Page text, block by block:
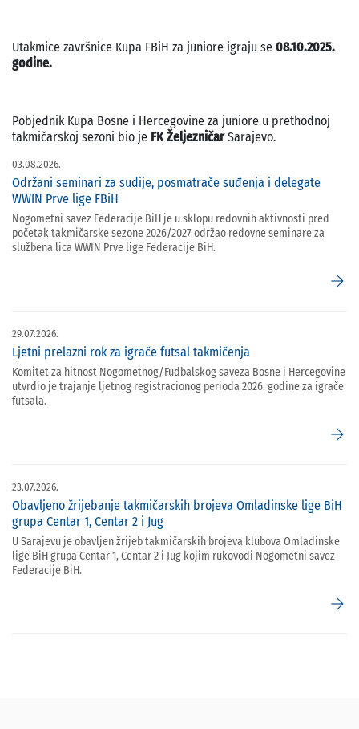
Utakmice završnice Kupa FBiH za juniore igraju se 08.10.2025.
godine.
Pobjednik Kupa Bosne i Hercegovine za juniore u prethodnoj
takmičarskoj sezoni bio je FK ŽeljezničarSarajevo.
03.08.2026.
Održani seminari za sudije, posmatrače suđenja i delegate
WWIN Prve lige FBiH
Nogometni savez Federacije BiH je u sklopu redovnih aktivnosti pred
početak takmičarske sezone 2026/2027 održao redovne seminare za
službena lica WWIN Prve lige Federacije BiH.
arrow_forward
29.07.2026.
Ljetni prelazni rok za igrače futsal takmičenja
Komitet za hitnost Nogometnog/Fudbalskog saveza Bosne i Hercegovine
utvrdio je trajanje ljetnog registracionog perioda 2026. godine za igrače
futsala.
arrow_forward
23.07.2026.
Obavljeno žrijebanje takmičarskih brojeva Omladinske lige BiH
grupa Centar 1, Centar 2 i Jug
U Sarajevu je obavljen žrijeb takmičarskih brojeva klubova Omladinske
lige BiH grupa Centar 1, Centar 2 i Jug kojim rukovodi Nogometni savez
Federacije BiH.
arrow_forward